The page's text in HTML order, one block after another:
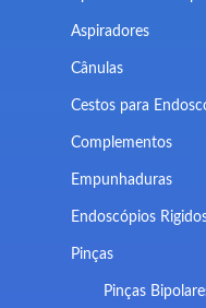
Aspiradores
Cânulas
Cestos para
Complementos
Empunhaduras
Endoscópios
Pinças
Pinças